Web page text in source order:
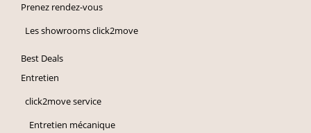
Prenez rendez-vous
Les showrooms click2move
Best Deals
Entretien
click2move service
Entretien mécanique